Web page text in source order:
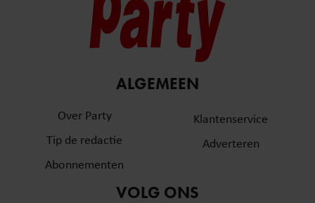
ALGEMEEN
Over Party
Tip de redactie
Abonnementen
Klantenservice
Adverteren
VOLG ONS